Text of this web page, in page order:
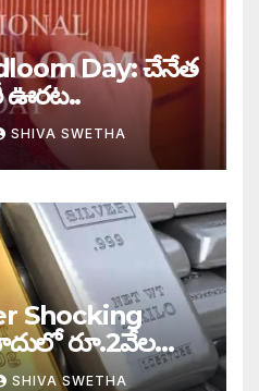
Day: చేనేత
ఊరట..
SHIVA SWETHA
Shocking
రూ.2వేల
రేటు…
SHIVA SWETHA